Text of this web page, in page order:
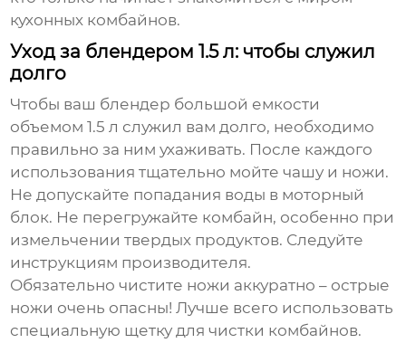
кухонных комбайнов.
Уход за блендером 1.5 л: чтобы служил
долго
Чтобы ваш блендер большой емкости
объемом 1.5 л служил вам долго, необходимо
правильно за ним ухаживать. После каждого
использования тщательно мойте чашу и ножи.
Не допускайте попадания воды в моторный
блок. Не перегружайте комбайн, особенно при
измельчении твердых продуктов. Следуйте
инструкциям производителя.
Обязательно чистите ножи аккуратно – острые
ножи очень опасны! Лучше всего использовать
специальную щетку для чистки комбайнов.